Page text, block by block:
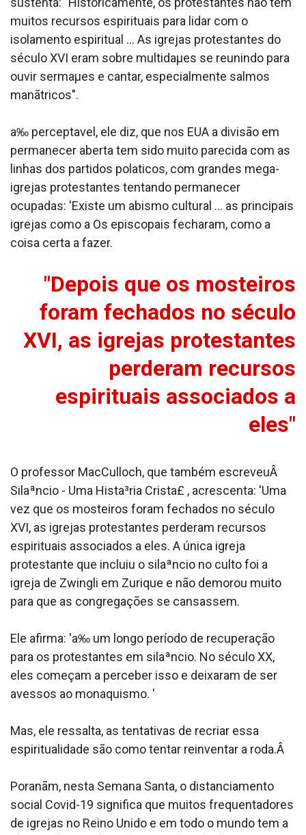
muitos recursos espirituais para lidar com o
isolamento espiritual ... As igrejas protestantes do
século XVI eram sobre multidaµes se reunindo para
ouvir sermaµes e cantar, especialmente salmos
manãtricos".
a‰ percepta­vel, ele diz, que nos EUA a divisão em
permanecer aberta tem sido muito parecida com as
linhas dos partidos pola­ticos, com grandes mega-
igrejas protestantes tentando permanecer
ocupadas: 'Existe um abismo cultural ... as principais
igrejas como a Os episcopais fecharam, como a
coisa certa a fazer.
"Depois que os mosteiros
foram fechados no século
XVI, as igrejas protestantes
perderam recursos
espirituais associados a
eles"
O professor MacCulloch, que também escreveuÂ
Silaªncio - Uma Hista³ria Crista£ , acrescenta: 'Uma
vez que os mosteiros foram fechados no século
XVI, as igrejas protestantes perderam recursos
espirituais associados a eles. A única igreja
protestante que incluiu o silaªncio no culto foi a
igreja de Zwingli em Zurique e não demorou muito
para que as congregações se cansassem.
Ele afirma: 'a‰ um longo período de recuperação
para os protestantes em silaªncio. No século XX,
eles começam a perceber isso e deixaram de ser
avessos ao monaquismo. '
Mas, ele ressalta, as tentativas de recriar essa
espiritualidade são como tentar reinventar a roda.Â
Poranãm, nesta Semana Santa, o distanciamento
social Covid-19 significa que muitos frequentadores
de igrejas no Reino Unido e em todo o mundo tem a